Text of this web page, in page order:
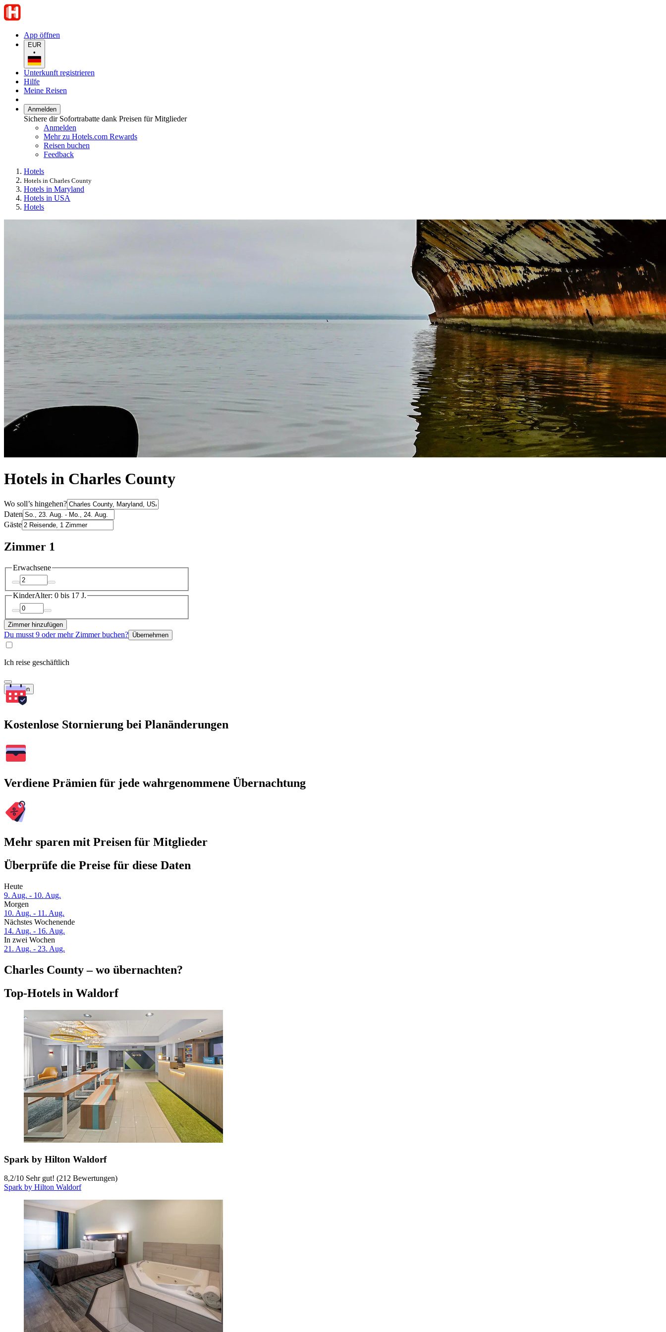
App öffnen
EUR
•
Unterkunft registrieren
Hilfe
Meine Reisen
Anmelden
Sichere dir Sofortrabatte dank Preisen für Mitglieder
Anmelden
Mehr zu Hotels.com Rewards
Reisen buchen
Feedback
Hotels
Hotels in Charles County
Hotels in Maryland
Hotels in USA
Hotels
Hotels in Charles County
Wo soll’s hingehen?
Daten
Gäste
Zimmer 1
Erwachsene
KinderAlter: 0 bis 17 J.
Zimmer hinzufügen
Du musst 9 oder mehr Zimmer buchen? Übernehmen
Ich reise geschäftlich
Suchen
Kostenlose Stornierung bei Planänderungen
Verdiene Prämien für jede wahrgenommene Übernachtung
Mehr sparen mit Preisen für Mitglieder
Überprüfe die Preise für diese Daten
Heute
9. Aug. - 10. Aug.
Morgen
10. Aug. - 11. Aug.
Nächstes Wochenende
14. Aug. - 16. Aug.
In zwei Wochen
21. Aug. - 23. Aug.
Charles County – wo übernachten?
Top-Hotels in Waldorf
Spark by Hilton Waldorf
8,2/10 Sehr gut! (212 Bewertungen)
Spark by Hilton Waldorf